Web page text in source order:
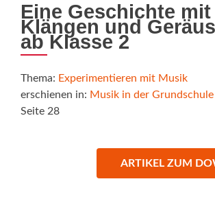
Eine Geschichte mit
Klängen und
ab Klasse 2
Thema: Experimentieren mit Musik
erschienen in: Musik in der
Seite 28
ARTIKEL ZUM